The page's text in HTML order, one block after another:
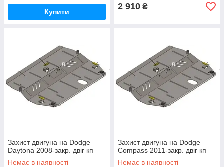
Купити
2 910 ₴
Захист двигуна на Dodge
Daytona 2008-закр. двіг кп
Немає в наявності
Захист двигуна на Dodge
Compass 2011-закр. двіг кп
Немає в наявності